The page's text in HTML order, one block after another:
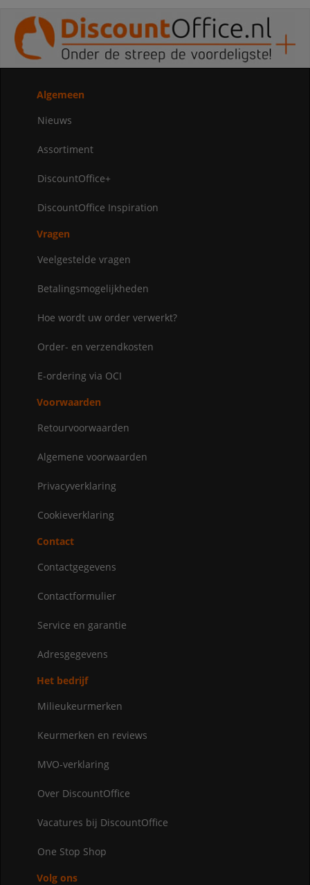
Algemeen
Nieuws
Assortiment
DiscountOffice+
DiscountOffice Inspiration
Vragen
Veelgestelde vragen
Betalingsmogelijkheden
Hoe wordt uw order verwerkt?
Order- en verzendkosten
E-ordering via OCI
Voorwaarden
Retourvoorwaarden
Algemene voorwaarden
Privacyverklaring
Cookieverklaring
Contact
Contactgegevens
Contactformulier
Service en garantie
Adresgegevens
Het bedrijf
Milieukeurmerken
Keurmerken en reviews
MVO-verklaring
Over DiscountOffice
Vacatures bij DiscountOffice
One Stop Shop
Volg ons